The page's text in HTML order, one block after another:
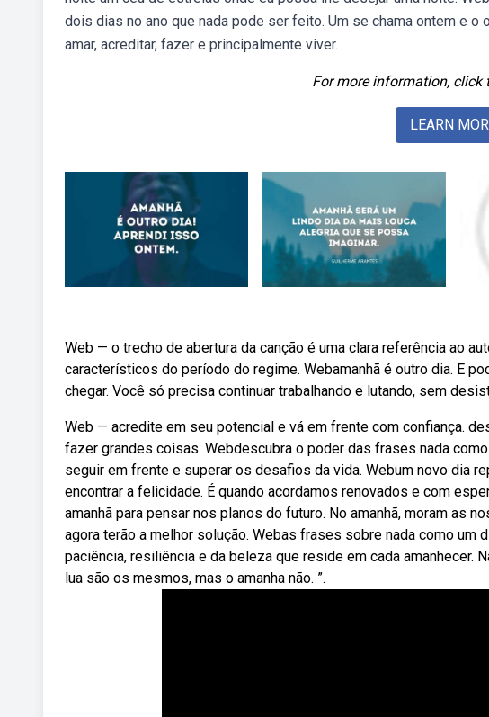
dois dias no ano que nada pode ser feito. Um se chama ontem e o
amar, acreditar, fazer e principalmente viver.
For more information, click
LEARN
Web — o trecho de abertura da canção é uma clara referência ao
característicos do período do regime. Webamanhã é outro dia. E
chegar. Você só precisa continuar trabalhando e lutando, sem
Web — acredite em seu potencial e vá em frente com confiança.
fazer grandes coisas. Webdescubra o poder das frases nada
seguir em frente e superar os desafios da vida. Webum novo dia
encontrar a felicidade. É quando acordamos renovados e com
amanhã para pensar nos planos do futuro. No amanhã, moram as
agora terão a melhor solução. Webas frases sobre nada como um
paciência, resiliência e da beleza que reside em cada amanhecer.
lua são os mesmos, mas o amanha não. ”.